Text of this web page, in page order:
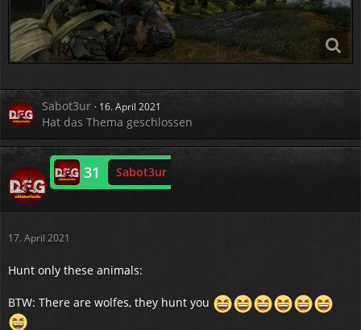
Sabot3ur 16. April 2021
Hat das Thema geschlossen
Online 31 Sabot3ur
17. April 2021
Hunt only these animals:
BTW: There are wolfes, they hunt you